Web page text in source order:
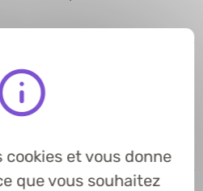
son aptitude au travail
cookies et vous donne
que vous souhaitez